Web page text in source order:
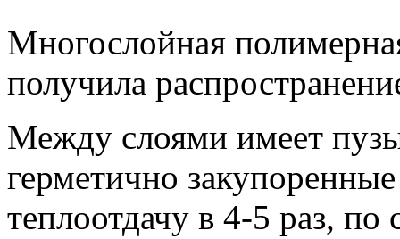
Многослойная
получила
Между слоями имеет
герметично
теплоотдачу в 4-5 раз,